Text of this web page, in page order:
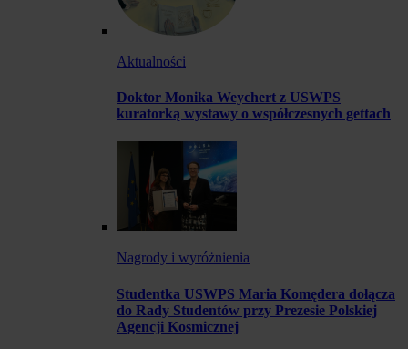
Aktualności
Doktor Monika Weychert z USWPS
kuratorką wystawy o współczesnych gettach
Nagrody i wyróżnienia
Studentka USWPS Maria Komędera dołącza
do Rady Studentów przy Prezesie Polskiej
Agencji Kosmicznej